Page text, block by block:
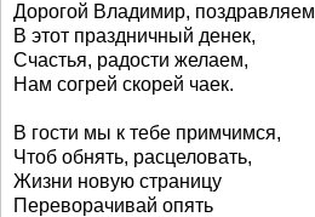
Дорогой Владимир, поздравляем
В этот праздничный денек,
Счастья, радости желаем,
Нам согрей скорей чаек.
В гости мы к тебе примчимся,
Чтоб обнять, расцеловать,
Жизни новую страницу
Переворачивай опять